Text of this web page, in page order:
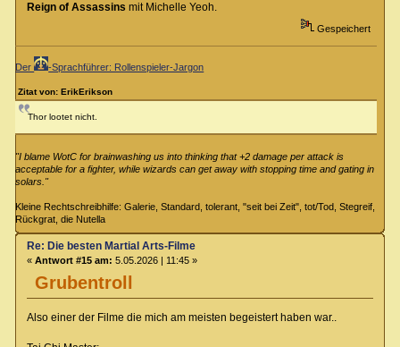
Reign of Assassins mit Michelle Yeoh.
Gespeichert
Der -Sprachführer: Rollenspieler-Jargon
Zitat von: ErikErikson
Thor lootet nicht.
"I blame WotC for brainwashing us into thinking that +2 damage per attack is
acceptable for a fighter, while wizards can get away with stopping time and gating in
solars."
Kleine Rechtschreibhilfe: Galerie, Standard, tolerant, "seit bei Zeit", tot/Tod, Stegreif,
Rückgrat, die Nutella
Grubentroll
Re: Die besten Martial Arts-Filme
« Antwort #15 am: 5.05.2026 | 11:45 »
Also einer der Filme die mich am meisten begeistert haben war..